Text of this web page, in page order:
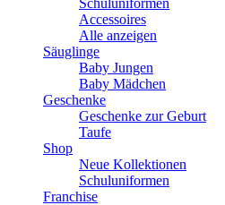
Schuluniformen
Accessoires
Alle anzeigen
Säuglinge
Baby Jungen
Baby Mädchen
Geschenke
Geschenke zur Geburt
Taufe
Shop
Neue Kollektionen
Schuluniformen
Franchise